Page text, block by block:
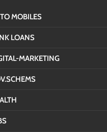
MOBILES
LOANS
MARKETING